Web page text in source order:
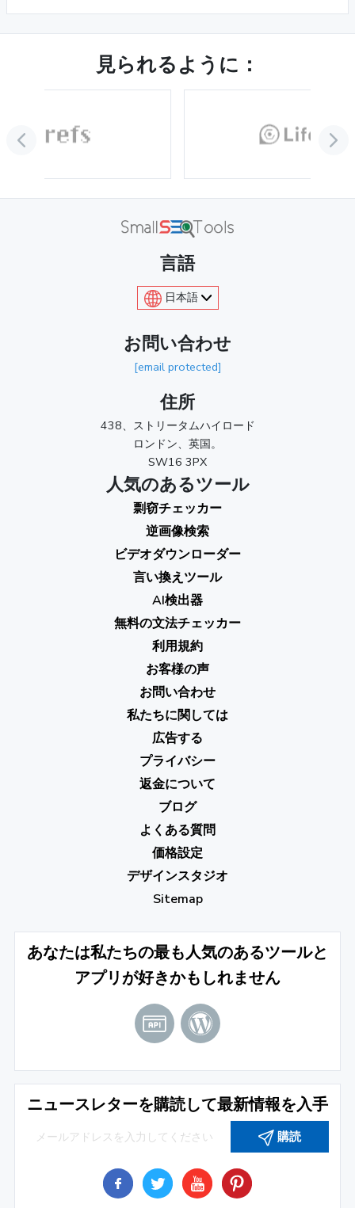
見られるように：
言語
日本語
お問い合わせ
[email protected]
住所
438、ストリータムハイロード
ロンドン、英国。
SW16 3PX
人気のあるツール
剽窃チェッカー
逆画像検索
ビデオダウンローダー
言い換えツール
AI検出器
無料の文法チェッカー
利用規約
お客様の声
お問い合わせ
私たちに関しては
広告する
プライバシー
返金について
ブログ
よくある質問
価格設定
デザインスタジオ
Sitemap
あなたは私たちの最も人気のあるツールと
アプリが好きかもしれません
ニュースレターを購読して最新情報を入手
購読